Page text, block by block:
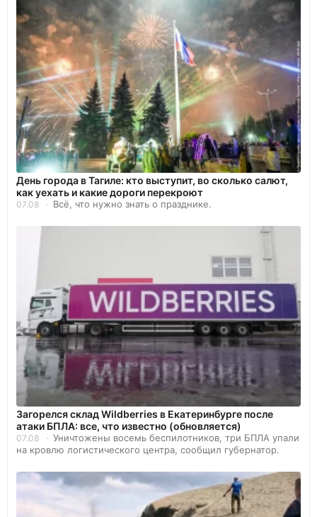
День города в Тагиле: кто выступит, во сколько салют,
как уехать и какие дороги перекроют
07.08 Всё, что нужно знать о празднике.
Загорелся склад Wildberries в Екатеринбурге после
атаки БПЛА: все, что известно (обновляется)
07.08
Уничтожены восемь беспилотников, три БПЛА упали
на кровлю логистического центра, сообщил губернатор.